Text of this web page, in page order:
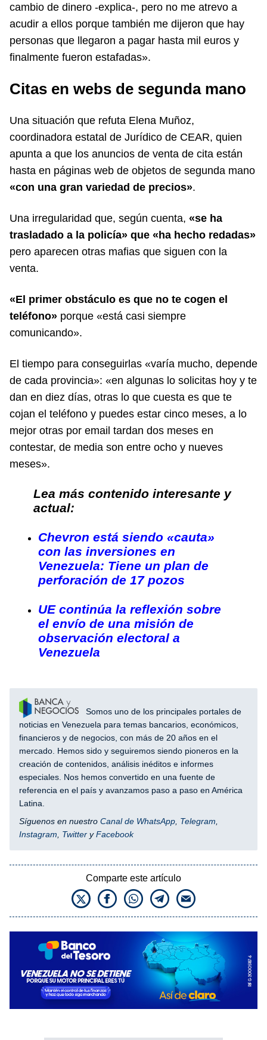
cambio de dinero -explica-, pero no me atrevo a
acudir a ellos porque también me dijeron que hay
personas que llegaron a pagar hasta mil euros y
finalmente fueron estafadas».
Citas en webs de segunda mano
Una situación que refuta Elena Muñoz,
coordinadora estatal de Jurídico de CEAR, quien
apunta a que los anuncios de venta de cita están
hasta en páginas web de objetos de segunda mano
«con una gran variedad de precios».
Una irregularidad que, según cuenta, «se ha
trasladado a la policía» que «ha hecho redadas»
pero aparecen otras mafias que siguen con la
venta.
«El primer obstáculo es que no te cogen el
teléfono» porque «está casi siempre
comunicando».
El tiempo para conseguirlas «varía mucho, depende
de cada provincia»: «en algunas lo solicitas hoy y te
dan en diez días, otras lo que cuesta es que te
cojan el teléfono y puedes estar cinco meses, a lo
mejor otras por email tardan dos meses en
contestar, de media son entre ocho y nueves
meses».
Lea más contenido interesante y
actual:
Chevron está siendo «cauta»
con las inversiones en
Venezuela: Tiene un plan de
perforación de 17 pozos
UE continúa la reflexión sobre
el envío de una misión de
observación electoral a
Venezuela
Somos uno de los principales portales de
noticias en Venezuela para temas bancarios, económicos,
financieros y de negocios, con más de 20 años en el
mercado. Hemos sido y seguiremos siendo pioneros en la
creación de contenidos, análisis inéditos e informes
especiales. Nos hemos convertido en una fuente de
referencia en el país y avanzamos paso a paso en América
Latina.
Síguenos en nuestro Canal de WhatsApp Telegram
Instagram
Twitter yFacebook
Comparte este artículo